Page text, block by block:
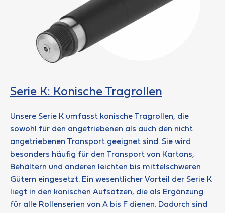
Serie K: Konische Tragrollen
Unsere Serie K umfasst konische Tragrollen, die
sowohl für den angetriebenen als auch den nicht
angetriebenen Transport geeignet sind. Sie wird
besonders häufig für den Transport von Kartons,
Behältern und anderen leichten bis mittelschweren
Gütern eingesetzt. Ein wesentlicher Vorteil der Serie K
liegt in den konischen Aufsätzen, die als Ergänzung
für alle Rollenserien von A bis F dienen. Dadurch sind